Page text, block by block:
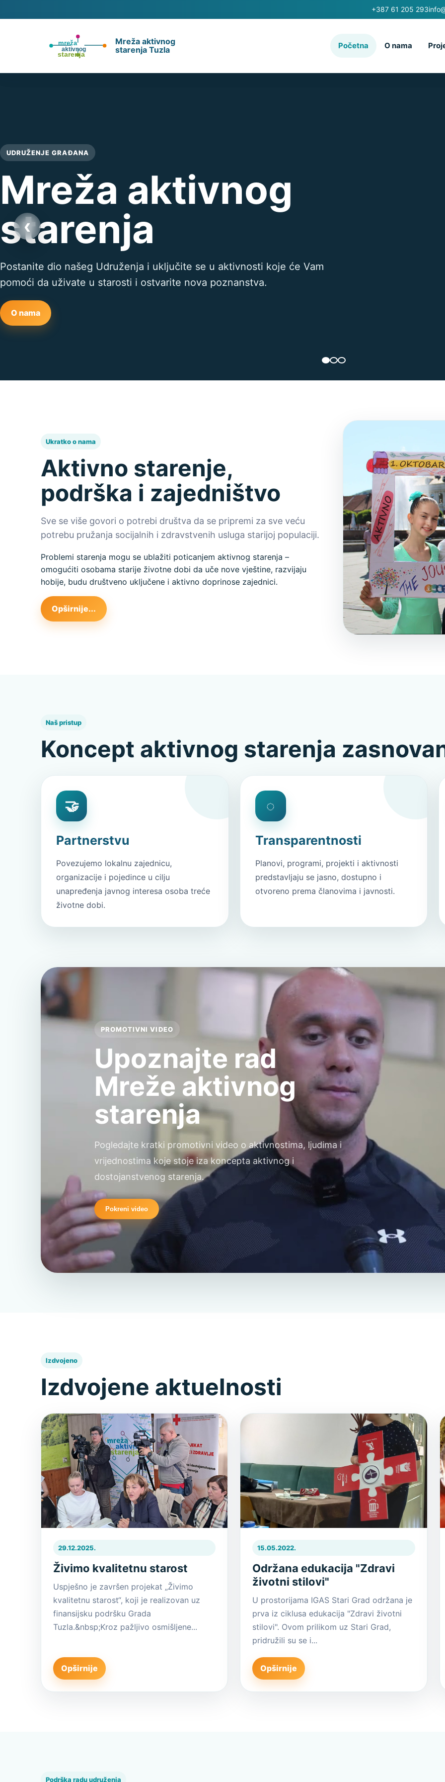
+387 61 205 293
Mreža aktivnog
starenja Tuzla
Početna O nama
UDRUŽENJE GRAĐANA
Mreža aktivnog
starenja
Postanite dio našeg Udruženja i uključite se u aktivnosti koje će Vam
pomoći da uživate u starosti i ostvarite nova poznanstva.
O nama
‹
Ukratko o nama
Aktivno starenje,
podrška i zajedništvo
Sve se više govori o potrebi društva da se pripremi za sve veću
potrebu pružanja socijalnih i zdravstvenih usluga starijoj populaciji.
Problemi starenja mogu se ublažiti poticanjem aktivnog starenja –
omogućiti osobama starije životne dobi da uče nove vještine, razvijaju
hobije, budu društveno uključene i aktivno doprinose zajednici.
Opširnije...
Naš pristup
Koncept aktivnog starenja
🤝
Partnerstvu
Povezujemo lokalnu zajednicu,
organizacije i pojedince u cilju
unapređenja javnog interesa osoba treće
životne dobi.
◌
Transparentnosti
Planovi, programi, projekti i aktivnosti
predstavljaju se jasno, dostupno i
otvoreno prema članovima i javnosti.
PROMOTIVNI VIDEO
Upoznajte rad
Mreže aktivnog
starenja
Pogledajte kratki promotivni video o aktivnostima, ljudima i
vrijednostima koje stoje iza koncepta aktivnog i
dostojanstvenog starenja.
Pokreni video
Izdvojeno
Izdvojene aktuelnosti
29.12.2025.
Živimo kvalitetnu starost
Uspješno je završen projekat „Živimo
kvalitetnu starost“, koji je realizovan uz
finansijsku podršku Grada
Tuzla.&nbsp;Kroz pažljivo osmišljene...
Opširnije
15.05.2022.
Održana edukacija "Zdravi
životni stilovi"
U prostorijama IGAS Stari Grad održana je
prva iz ciklusa edukacija "Zdravi životni
stilovi". Ovom prilikom uz Stari Grad,
pridružili su se i...
Opširnije
Podrška radu udruženja